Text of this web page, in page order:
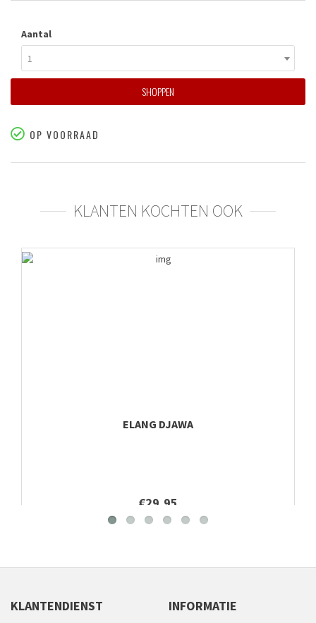
Aantal
1
SHOPPEN
OP VOORRAAD
KLANTEN KOCHTEN OOK
ELANG DJAWA
€29,95
KLANTENDIENST INFORMATIE